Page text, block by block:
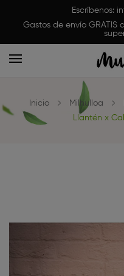
Escríbenos:
Gastos de envío GRATIS
Inicio Milhulloa
Llantén x